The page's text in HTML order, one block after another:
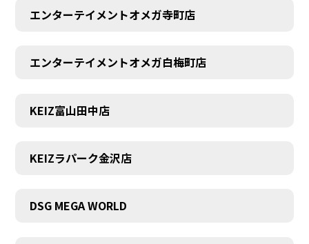
エンターテイメントオメガ寺町店
エンターテイメントオメガ白梅町店
KEIZ富山田中店
KEIZラパーク金沢店
DSG MEGA WORLD